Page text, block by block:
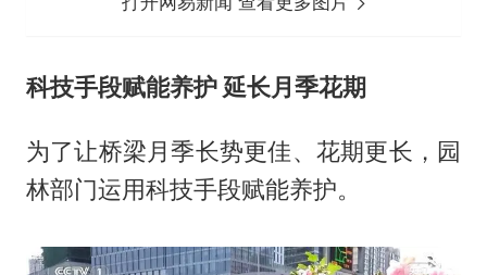
科技手段赋能养护 延长月季花期
为了让桥梁月季长势更佳、花期更长，园
林部门运用科技手段赋能养护。